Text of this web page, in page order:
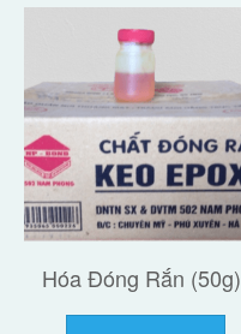
Hóa Đóng Rắn (50g)